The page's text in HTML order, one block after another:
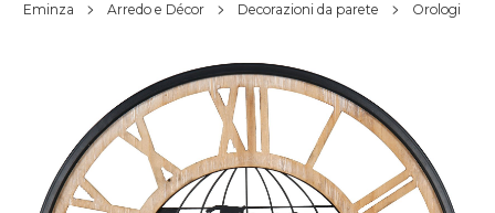
Eminza Arredo e Décor Decorazioni da parete Orologi